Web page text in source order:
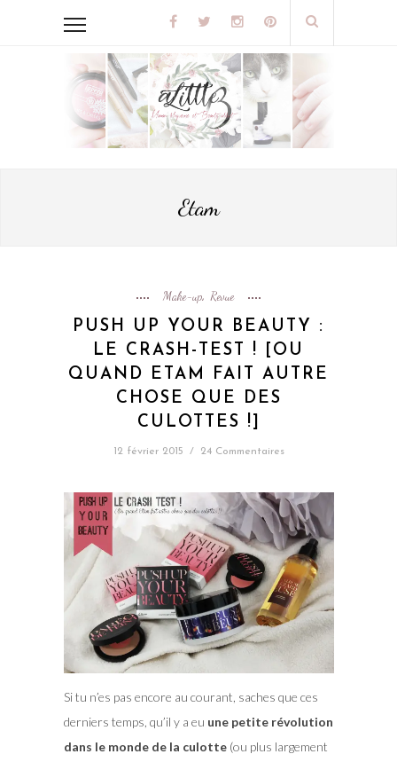
Etam
Make-up, Revue
PUSH UP YOUR BEAUTY :
LE CRASH-TEST ! [OU
QUAND ETAM FAIT AUTRE
CHOSE QUE DES
CULOTTES !]
12 février 2015 / 24 Commentaires
Si tu n’es pas encore au courant, saches que ces
derniers temps, qu’il y a eu une petite révolution
dans le monde de la culotte(ou plus largement